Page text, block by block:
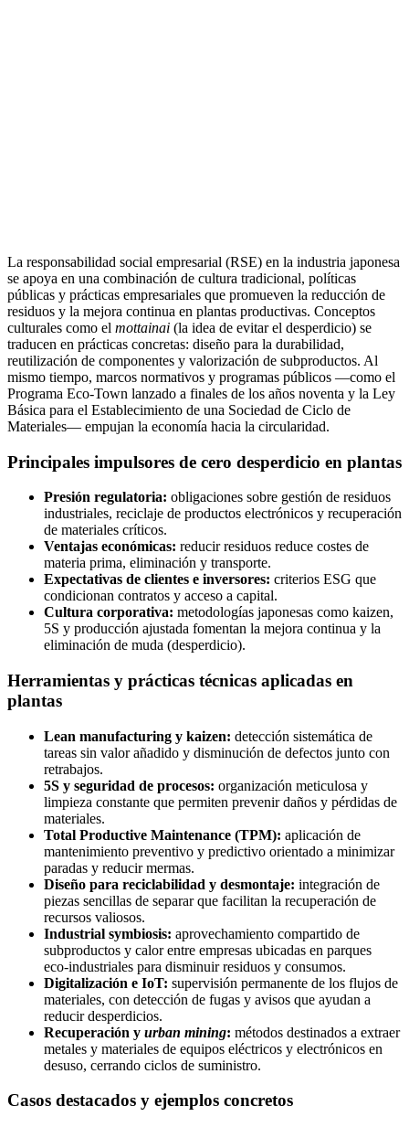
La responsabilidad social empresarial (RSE) en la industria japonesa
se apoya en una combinación de cultura tradicional, políticas
públicas y prácticas empresariales que promueven la reducción de
residuos y la mejora continua en plantas productivas. Conceptos
culturales como el mottainai (la idea de evitar el desperdicio) se
traducen en prácticas concretas: diseño para la durabilidad,
reutilización de componentes y valorización de subproductos. Al
mismo tiempo, marcos normativos y programas públicos —como el
Programa Eco-Town lanzado a finales de los años noventa y la Ley
Básica para el Establecimiento de una Sociedad de Ciclo de
Materiales— empujan la economía hacia la circularidad.
Principales impulsores de cero desperdicio en plantas
Presión regulatoria: obligaciones sobre gestión de residuos
industriales, reciclaje de productos electrónicos y recuperación
de materiales críticos.
Ventajas económicas: reducir residuos reduce costes de
materia prima, eliminación y transporte.
Expectativas de clientes e inversores: criterios ESG que
condicionan contratos y acceso a capital.
Cultura corporativa: metodologías japonesas como kaizen,
5S y producción ajustada fomentan la mejora continua y la
eliminación de muda (desperdicio).
Herramientas y prácticas técnicas aplicadas en
plantas
Lean manufacturing y kaizen: detección sistemática de
tareas sin valor añadido y disminución de defectos junto con
retrabajos.
5S y seguridad de procesos: organización meticulosa y
limpieza constante que permiten prevenir daños y pérdidas de
materiales.
Total Productive Maintenance (TPM): aplicación de
mantenimiento preventivo y predictivo orientado a minimizar
paradas y reducir mermas.
Diseño para reciclabilidad y desmontaje: integración de
piezas sencillas de separar que facilitan la recuperación de
recursos valiosos.
Industrial symbiosis: aprovechamiento compartido de
subproductos y calor entre empresas ubicadas en parques
eco‑industriales para disminuir residuos y consumos.
Digitalización e IoT: supervisión permanente de los flujos de
materiales, con detección de fugas y avisos que ayudan a
reducir desperdicios.
Recuperación y urban mining: métodos destinados a extraer
metales y materiales de equipos eléctricos y electrónicos en
desuso, cerrando ciclos de suministro.
Casos destacados y ejemplos concretos